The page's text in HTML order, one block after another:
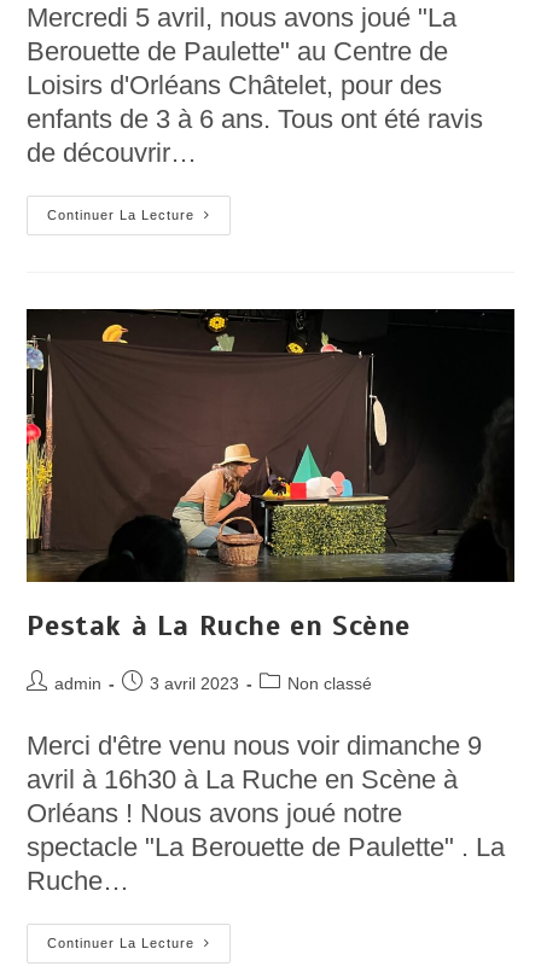
publication :
Mercredi 5 avril, nous avons joué "La
Berouette de Paulette" au Centre de
Loisirs d'Orléans Châtelet, pour des
enfants de 3 à 6 ans. Tous ont été ravis
de découvrir…
Continuer La Lecture
Pestak
Centre
Pestak à La Ruche en Scène
Auteur/autrice
la
publication :
admin
Post3 avril 2023
PostNon classé
Merci d'être venu nous voir dimanche 9
avril à 16h30 à La Ruche en Scène à
Orléans ! Nous avons joué notre
spectacle "La Berouette de Paulette" . La
Ruche…
Continuer La Lecture
Pestak
À